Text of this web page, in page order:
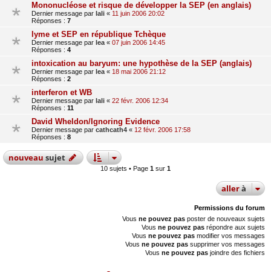
Mononucléose et risque de développer la SEP (en anglais)
Dernier message par lali « 11 juin 2006 20:02
Réponses : 7
lyme et SEP en république Tchèque
Dernier message par lea « 07 juin 2006 14:45
Réponses : 4
intoxication au baryum: une hypothèse de la SEP (anglais)
Dernier message par lea « 18 mai 2006 21:12
Réponses : 2
interferon et WB
Dernier message par lali « 22 févr. 2006 12:34
Réponses : 11
David Wheldon/Ignoring Evidence
Dernier message par cathcath4 « 12 févr. 2006 17:58
Réponses : 8
nouveausujet
10 sujets • Page 1 sur 1
allerà
Permissions du forum
Vous ne pouvez pas poster de nouveaux sujets
Vous ne pouvez pas répondre aux sujets
Vous ne pouvez pas modifier vos messages
Vous ne pouvez pas supprimer vos messages
Vous ne pouvez pas joindre des fichiers